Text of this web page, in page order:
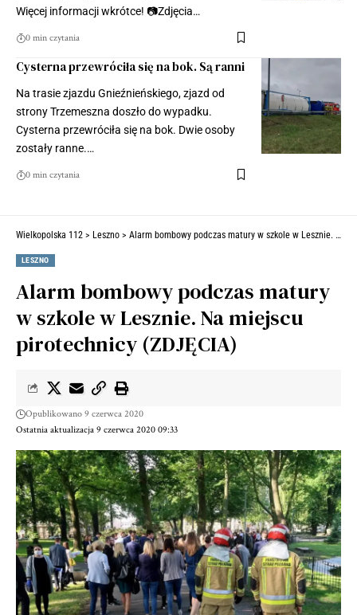
Więcej informacji wkrótce! 📷Zdjęcia…
0 min czytania
Cysterna przewróciła się na bok. Są ranni
Na trasie zjazdu Gnieźnieńskiego, zjazd od
strony Trzemeszna doszło do wypadku.
Cysterna przewróciła się na bok. Dwie osoby
zostały ranne.…
0 min czytania
Wielkopolska 112 > Leszno > Alarm bombowy podczas matury w szkole w Lesznie. Na miejscu pirotechnicy (ZDJĘCIA)
LESZNO
Alarm bombowy podczas matury
w szkole w Lesznie. Na miejscu
pirotechnicy (ZDJĘCIA)
Ostatnia aktualizacja 9 czerwca 2020 09:33
Opublikowano 9 czerwca 2020